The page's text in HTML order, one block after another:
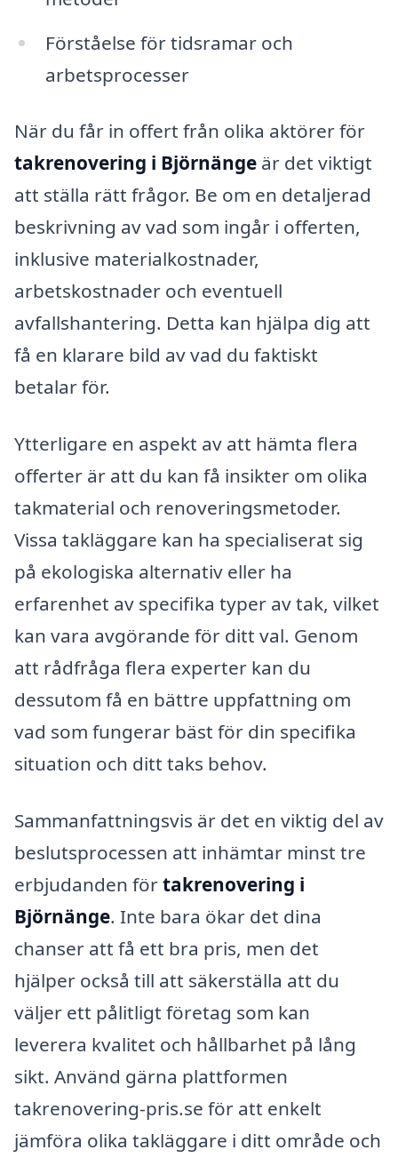
Förståelse för tidsramar och
arbetsprocesser
När du får in offert från olika aktörer för
takrenovering i Björnänge är det viktigt
att ställa rätt frågor. Be om en detaljerad
beskrivning av vad som ingår i offerten,
inklusive materialkostnader,
arbetskostnader och eventuell
avfallshantering. Detta kan hjälpa dig att
få en klarare bild av vad du faktiskt
betalar för.
Ytterligare en aspekt av att hämta flera
offerter är att du kan få insikter om olika
takmaterial och renoveringsmetoder.
Vissa takläggare kan ha specialiserat sig
på ekologiska alternativ eller ha
erfarenhet av specifika typer av tak, vilket
kan vara avgörande för ditt val. Genom
att rådfråga flera experter kan du
dessutom få en bättre uppfattning om
vad som fungerar bäst för din specifika
situation och ditt taks behov.
Sammanfattningsvis är det en viktig del av
beslutsprocessen att inhämtar minst tre
erbjudanden förtakrenovering i
Björnänge. Inte bara ökar det dina
chanser att få ett bra pris, men det
hjälper också till att säkerställa att du
väljer ett pålitligt företag som kan
leverera kvalitet och hållbarhet på lång
sikt. Använd gärna plattformen
takrenovering-pris.se för att enkelt
jämföra olika takläggare i ditt område och